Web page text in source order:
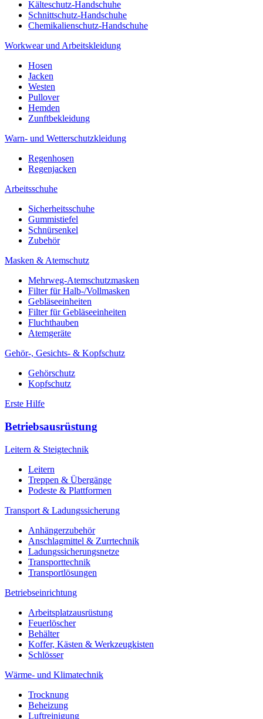
Kälteschutz-Handschuhe
Schnittschutz-Handschuhe
Chemikalienschutz-Handschuhe
Workwear und Arbeitskleidung
Hosen
Jacken
Westen
Pullover
Hemden
Zunftbekleidung
Warn- und Wetterschutzkleidung
Regenhosen
Regenjacken
Arbeitsschuhe
Sicherheitsschuhe
Gummistiefel
Schnürsenkel
Zubehör
Masken & Atemschutz
Mehrweg-Atemschutzmasken
Filter für Halb-/Vollmasken
Gebläseeinheiten
Filter für Gebläseeinheiten
Fluchthauben
Atemgeräte
Gehör-, Gesichts- & Kopfschutz
Gehörschutz
Kopfschutz
Erste Hilfe
Betriebsausrüstung
Leitern & Steigtechnik
Leitern
Treppen & Übergänge
Podeste & Plattformen
Transport & Ladungssicherung
Anhängerzubehör
Anschlagmittel & Zurrtechnik
Ladungssicherungsnetze
Transporttechnik
Transportlösungen
Betriebseinrichtung
Arbeitsplatzausrüstung
Feuerlöscher
Behälter
Koffer, Kästen & Werkzeugkisten
Schlösser
Wärme- und Klimatechnik
Trocknung
Beheizung
Luftreinigung